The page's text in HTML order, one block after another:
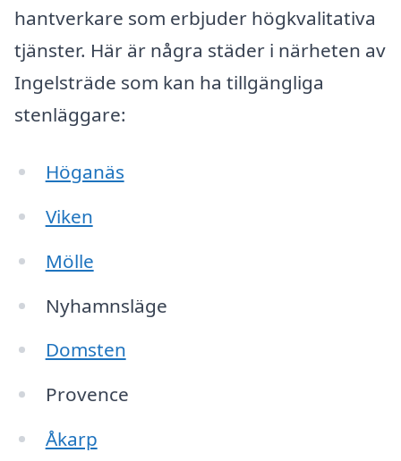
hantverkare som erbjuder högkvalitativa
tjänster. Här är några städer i närheten av
Ingelsträde som kan ha tillgängliga
stenläggare:
Höganäs
Viken
Mölle
Nyhamnsläge
Domsten
Provence
Åkarp